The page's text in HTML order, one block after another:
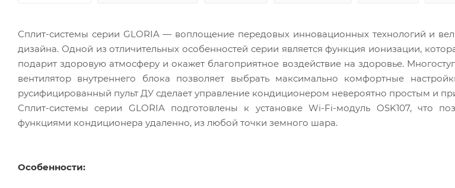
Сплит-системы серии GLORIA — воплощение передовых инновационных технологий и
дизайна. Одной из отличительных особенностей серии является функция ионизации,
подарит здоровую атмосферу и окажет благоприятное воздействие на здоровье.
вентилятор внутреннего блока позволяет выбрать максимально комфортные
русифицированный пульт ДУ сделает управление кондиционером невероятно простым и
Сплит-системы серии GLORIA подготовлены к установке Wi-Fi-модуль OSK107, что
функциями кондиционера удаленно, из любой точки земного шара.
Особенности: